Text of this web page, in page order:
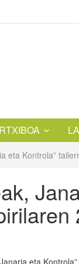
eta Kontrola”
eta